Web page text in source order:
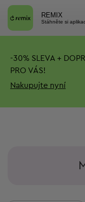
REMIX
Stáhněte si
-30% SLEVA +
PRO VÁS!
Nakupujte nyní